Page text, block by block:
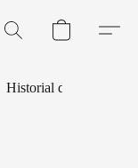
Historial de Pedidos